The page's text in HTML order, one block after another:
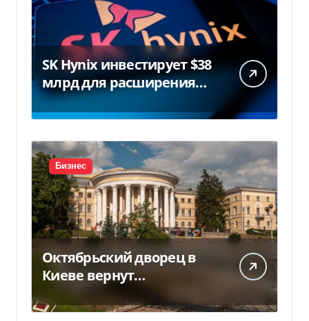
SK Hynix инвестирует $38
млрд для расширения
заводов в Южной Корее
Бизнес
Октябрьский дворец в
Киеве вернут
государству — решение
суда — Delo.ua